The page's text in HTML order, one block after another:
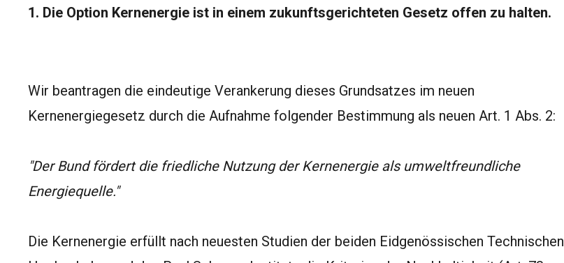
1. Die Option Kernenergie ist in einem zukunftsgerichteten Gesetz offen zu halten.
Wir beantragen die eindeutige Verankerung dieses Grundsatzes im neuen
Kernenergiegesetz durch die Aufnahme folgender Bestimmung als neuen Art. 1 Abs. 2:
"Der Bund fördert die friedliche Nutzung der Kernenergie als umweltfreundliche
Energiequelle."
Die Kernenergie erfüllt nach neuesten Studien der beiden Eidgenössischen Technischen